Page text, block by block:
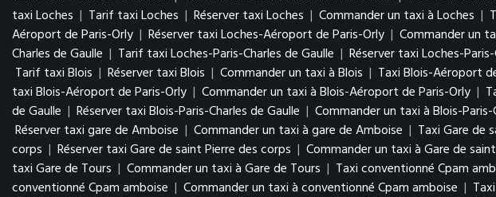
taxi Loches | Tarif taxi Loches | Réserver taxi Loches | Commander un taxi à Loches |
Aéroport de Paris-Orly | Réserver taxi Loches-Aéroport de Paris-Orly | Commander un
Charles de Gaulle | Tarif taxi Loches-Paris-Charles de Gaulle | Réserver taxi Loches-
Tarif taxi Blois | Réserver taxi Blois | Commander un taxi à Blois | Taxi Blois-Aéroport
taxi Blois-Aéroport de Paris-Orly | Commander un taxi à Blois-Aéroport de Paris-Orly |
de Gaulle | Réserver taxi Blois-Paris-Charles de Gaulle | Commander un taxi à Blois-Paris-
Réserver taxi gare de Amboise | Commander un taxi à gare de Amboise | Taxi Gare de
corps | Réserver taxi Gare de saint Pierre des corps | Commander un taxi à Gare de
taxi Gare de Tours | Commander un taxi à Gare de Tours | Taxi conventionné Cpam
conventionné Cpam amboise | Commander un taxi à conventionné Cpam amboise |